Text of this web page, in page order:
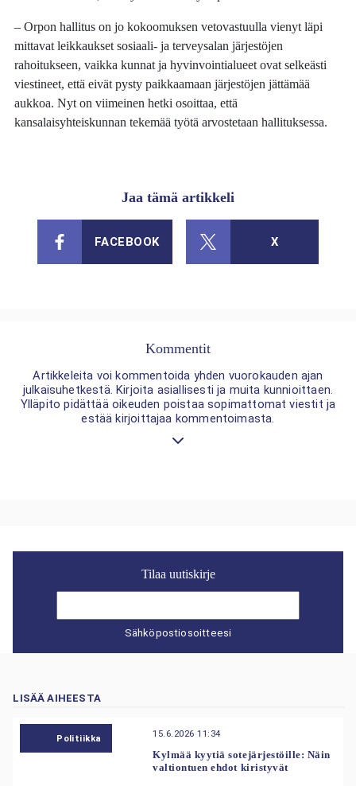
– Orpon hallitus on jo kokoomuksen vetovastuulla vienyt läpi
mittavat leikkaukset sosiaali- ja terveysalan järjestöjen
rahoitukseen, vaikka kunnat ja hyvinvointialueet ovat selkeästi
viestineet, että eivät pysty paikkaamaan järjestöjen jättämää
aukkoa. Nyt on viimeinen hetki osoittaa, että
kansalaisyhteiskunnan tekemää työtä arvostetaan hallituksessa.
Jaa tämä artikkeli
FACEBOOK X
Kommentit
Artikkeleita voi kommentoida yhden vuorokauden ajan
julkaisuhetkestä. Kirjoita asiallisesti ja muita kunnioittaen.
Ylläpito pidättää oikeuden poistaa sopimattomat viestit ja
estää kirjoittajaa kommentoimasta.
Tilaa uutiskirje
Sähköpostiosoitteesi
LISÄÄ AIHEESTA
Politiikka 15.6.2026 11:34
Kylmää kyytiä sotejärjestöille: Näin
valtiontuen ehdot kiristyvät